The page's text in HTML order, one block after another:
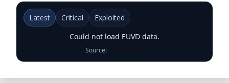
Latest Critical
Exploited
Could not load EUVD data.
Source: